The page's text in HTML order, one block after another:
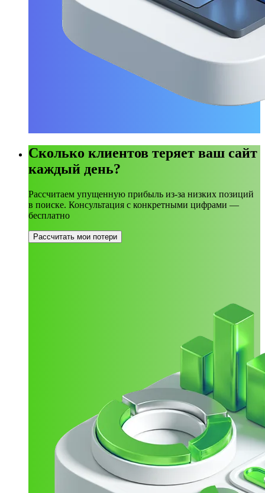
Сколько клиентов теряет ваш сайт
каждый день?
Рассчитаем упущенную прибыль из-за низких позиций
в поиске. Консультация с конкретными цифрами —
бесплатно
Рассчитать мои потери